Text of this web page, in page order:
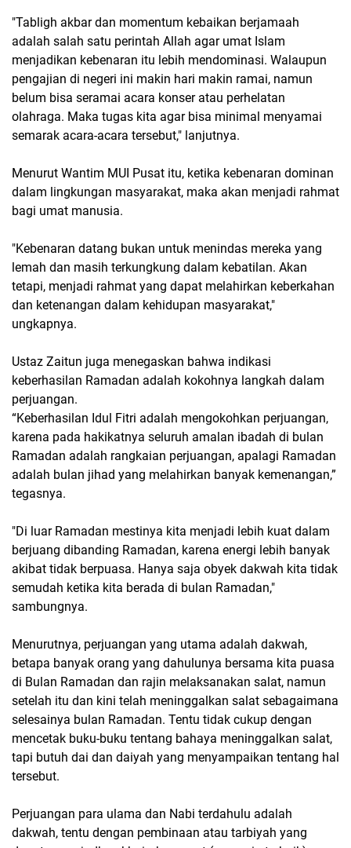
"Tabligh akbar dan momentum kebaikan berjamaah
adalah salah satu perintah Allah agar umat Islam
menjadikan kebenaran itu lebih mendominasi. Walaupun
pengajian di negeri ini makin hari makin ramai, namun
belum bisa seramai acara konser atau perhelatan
olahraga. Maka tugas kita agar bisa minimal menyamai
semarak acara-acara tersebut," lanjutnya.
Menurut Wantim MUI Pusat itu, ketika kebenaran dominan
dalam lingkungan masyarakat, maka akan menjadi rahmat
bagi umat manusia.
"Kebenaran datang bukan untuk menindas mereka yang
lemah dan masih terkungkung dalam kebatilan. Akan
tetapi, menjadi rahmat yang dapat melahirkan keberkahan
dan ketenangan dalam kehidupan masyarakat,"
ungkapnya.
Ustaz Zaitun juga menegaskan bahwa indikasi
keberhasilan Ramadan adalah kokohnya langkah dalam
perjuangan.
“Keberhasilan Idul Fitri adalah mengokohkan perjuangan,
karena pada hakikatnya seluruh amalan ibadah di bulan
Ramadan adalah rangkaian perjuangan, apalagi Ramadan
adalah bulan jihad yang melahirkan banyak kemenangan,”
tegasnya.
"Di luar Ramadan mestinya kita menjadi lebih kuat dalam
berjuang dibanding Ramadan, karena energi lebih banyak
akibat tidak berpuasa. Hanya saja obyek dakwah kita tidak
semudah ketika kita berada di bulan Ramadan,"
sambungnya.
Menurutnya, perjuangan yang utama adalah dakwah,
betapa banyak orang yang dahulunya bersama kita puasa
di Bulan Ramadan dan rajin melaksanakan salat, namun
setelah itu dan kini telah meninggalkan salat sebagaimana
selesainya bulan Ramadan. Tentu tidak cukup dengan
mencetak buku-buku tentang bahaya meninggalkan salat,
tapi butuh dai dan daiyah yang menyampaikan tentang hal
tersebut.
Perjuangan para ulama dan Nabi terdahulu adalah
dakwah, tentu dengan pembinaan atau tarbiyah yang